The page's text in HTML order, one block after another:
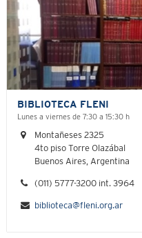
BIBLIOTECA FLENI
Lunes a viernes de 7:30 a 15:30 h
Montañeses 2325
4to piso Torre Olazábal
Buenos Aires, Argentina
(011) 5777-3200 int. 3964
biblioteca@fleni.org.ar